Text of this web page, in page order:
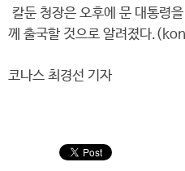
칼둔 청장은 오후에 문 대통령
께 출국할 것으로 알려졌다
코나스 최경선 기자